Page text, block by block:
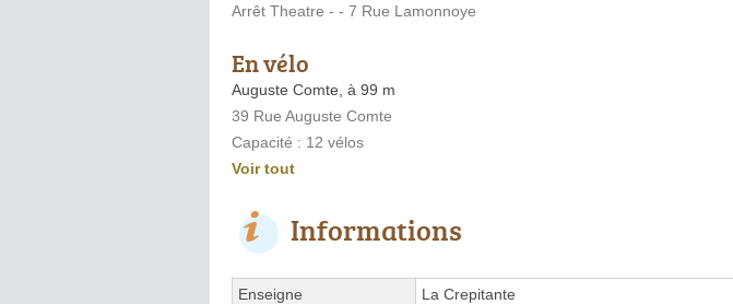
Arrêt Theatre - - 7 Rue Lamonnoye
En vélo
Auguste Comte, à 99 m
39 Rue Auguste Comte
Capacité : 12 vélos
Voir tout
Informations
Enseigne
La Crepitante